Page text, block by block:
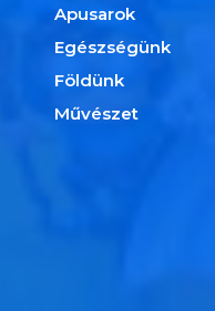
Apusarok
Egészségünk
Földünk
Művészet